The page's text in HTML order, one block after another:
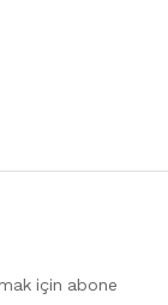
için abone